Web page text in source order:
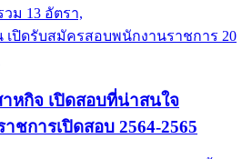
วม 13 อัตรา,
เปิดรับสมัครสอบพนักงานราชการ 20
หกิจ เปิดสอบที่น่าสนใจ
ชการเปิดสอบ 2564-2565